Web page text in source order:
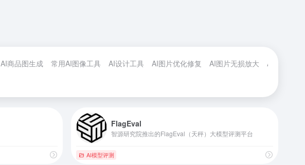
AI商品图生成 常用AI图像工具 AI设计工具 AI图片优化修复 AI图片无损放大
AI图片背景
FlagEval
智源研究院推出的FlagEval（天秤）大模型评测平台
AI模型评测